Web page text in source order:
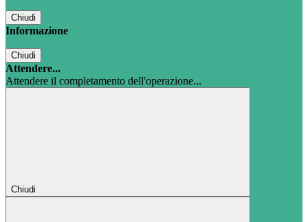
Chiudi
Informazione
Chiudi
Attendere...
Attendere il completamento dell'operazione...
Chiudi